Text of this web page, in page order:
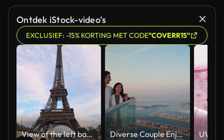
Ontdek iStock-video’s
EXCLUSIEF: -15% KORTING MET CODE"COVERR15"
View of the left bank of the Seine River, the Eiffel Tower, boats sailing on the river, the Quai Jacques-Chirac embankment and Pont d'Iena, Jena Bridge spanning the River Seine of Paris, France. Diverse Couple Enjoying Sunset Views from High Rise Sky Deck Overlooking Palm Jumeirah